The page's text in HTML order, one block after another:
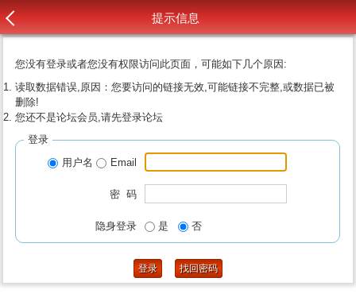
提示信息
您没有登录或者您没有权限访问此页面，可能如下几个原因:
读取数据错误,原因：您要访问的链接无效,可能链接不完整,或数据已被
删除!
您还不是论坛会员,请先登录论坛
登录
用户名
Email
密 码
隐身登录 是 否